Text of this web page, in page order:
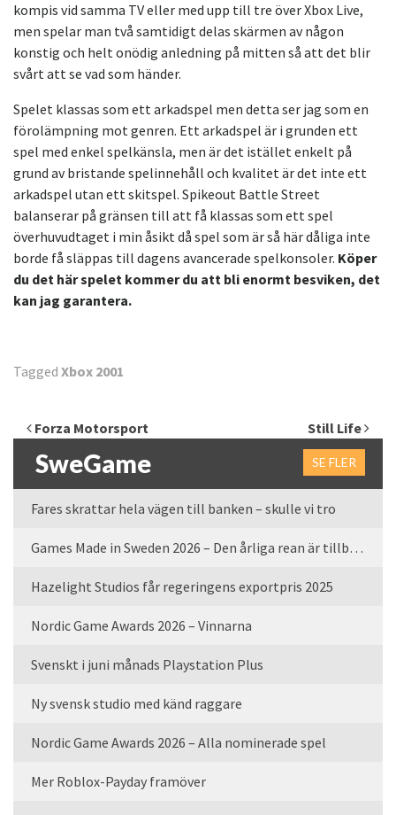
kompis vid samma TV eller med upp till tre över Xbox Live,
men spelar man två samtidigt delas skärmen av någon
konstig och helt onödig anledning på mitten så att det blir
svårt att se vad som händer.
Spelet klassas som ett arkadspel men detta ser jag som en
förolämpning mot genren. Ett arkadspel är i grunden ett
spel med enkel spelkänsla, men är det istället enkelt på
grund av bristande spelinnehåll och kvalitet är det inte ett
arkadspel utan ett skitspel. Spikeout Battle Street
balanserar på gränsen till att få klassas som ett spel
överhuvudtaget i min åsikt då spel som är så här dåliga inte
borde få släppas till dagens avancerade spelkonsoler. Köper
du det här spelet kommer du att bli enormt besviken, det
kan jag garantera.
Tagged Xbox 2001
Inläggsnavigering
Forza Motorsport Still Life
SweGame SE FLER
Fares skrattar hela vägen till banken – skulle vi tro
Games Made in Sweden 2026 – Den årliga rean är tillbaka
Hazelight Studios får regeringens exportpris 2025
Nordic Game Awards 2026 – Vinnarna
Svenskt i juni månads Playstation Plus
Ny svensk studio med känd raggare
Nordic Game Awards 2026 – Alla nominerade spel
Mer Roblox-Payday framöver